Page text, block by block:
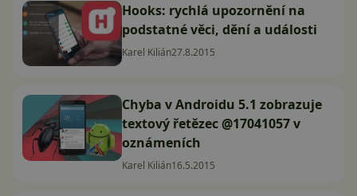
Hooks: rychlá upozornění na
podstatné věci, dění a události
Karel Kilián27.8.2015
Chyba v Androidu 5.1 zobrazuje
textový řetězec @17041057 v
oznámeních
Karel Kilián16.5.2015